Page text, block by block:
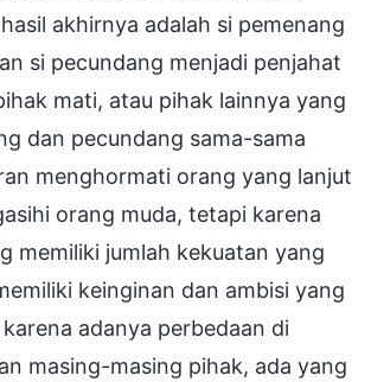
akhirnya adalah si pemenang
si pecundang menjadi penjahat
mati, atau pihak lainnya yang
dan pecundang sama-sama
menghormati orang yang lanjut
orang muda, tetapi karena
memiliki jumlah kekuatan yang
keinginan dan ambisi yang
adanya perbedaan di
masing-masing pihak, ada yang